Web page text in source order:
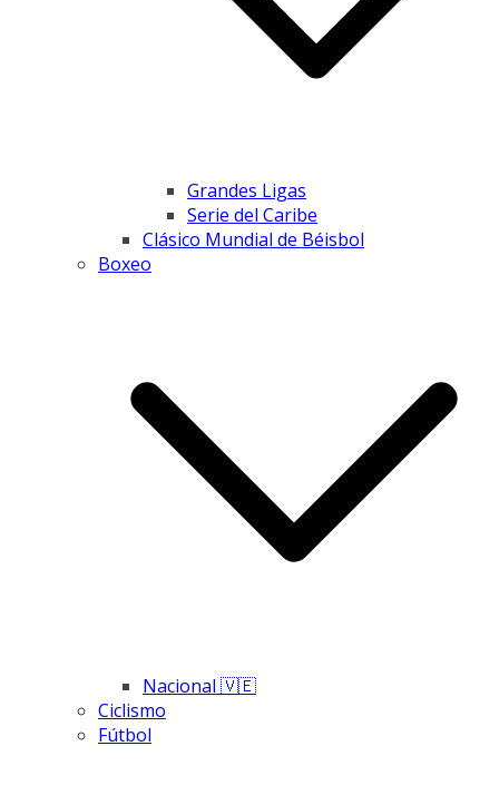
Grandes Ligas
Serie del Caribe
Clásico Mundial de Béisbol
Boxeo
Nacional 🇻🇪
Ciclismo
Fútbol